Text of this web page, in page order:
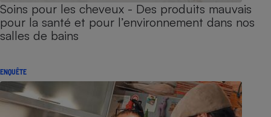
Soins pour les cheveux - Des produits mauvais
pour la santé et pour l’environnement dans nos
salles de bains
ENQUÊTE